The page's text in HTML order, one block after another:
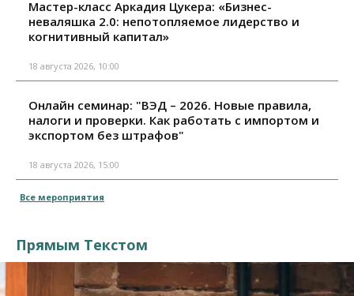
Мастер-класс Аркадия Цукера: «Бизнес-
неваляшка 2.0: непотопляемое лидерство и
когнитивный капитал»
18 августа 2026, 10:00
Онлайн семинар: "ВЭД – 2026. Новые правила,
налоги и проверки. Как работать с импортом и
экспортом без штрафов"
18 августа 2026, 15:00
Все мероприятия
Прямым Текстом